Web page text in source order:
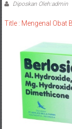
Diposkan Oleh:admin
Title : Mengenal Obat